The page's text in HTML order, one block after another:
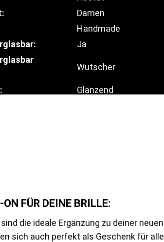
Damen
Handmade
Ja
Wutscher
Glänzend
FÜR DEINE BRILLE:
die ideale Ergänzung zu deiner neuen
sich auch perfekt als Geschenk für alle